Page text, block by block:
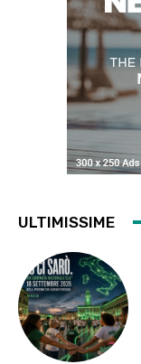
ULTIMISSIME